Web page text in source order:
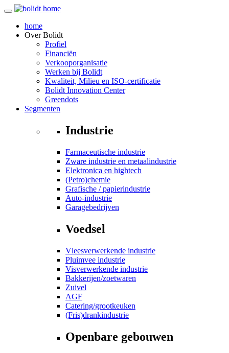
home
OverBolidt
Profiel
Financiën
Verkooporganisatie
Werken bij Bolidt
Kwaliteit, Milieu en ISO-certificatie
Bolidt Innovation Center
Greendots
Segmenten
Industrie
Farmaceutische industrie
Zware industrie en metaalindustrie
Elektronica en hightech
(Petro)chemie
Grafische / papierindustrie
Auto-industrie
Garagebedrijven
Voedsel
Vleesverwerkende industrie
Pluimvee industrie
Visverwerkende industrie
Bakkerijen/zoetwaren
Zuivel
AGF
Catering/grootkeuken
(Fris)drankindustrie
Openbare gebouwen